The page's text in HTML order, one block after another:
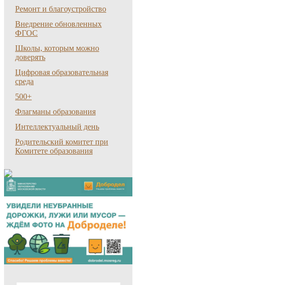
Ремонт и благоустройство
Внедрение обновленных
ФГОС
Школы, которым можно
доверять
Цифровая образовательная
среда
500+
Флагманы образования
Интеллектуальный день
Родительский комитет при
Комитете образования